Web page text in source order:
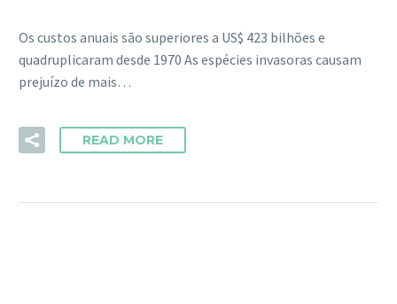
Os custos anuais são superiores a US$ 423 bilhões e
quadruplicaram desde 1970 As espécies invasoras causam
prejuízo de mais…
READ MORE